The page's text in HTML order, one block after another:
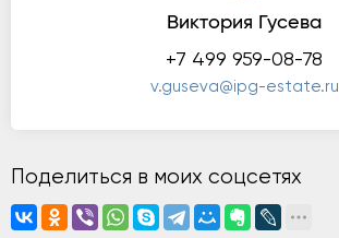
Виктория Гусева
+7 499 959-08-78
v.guseva@ipg-estate.ru
Поделиться в моих соцсетях